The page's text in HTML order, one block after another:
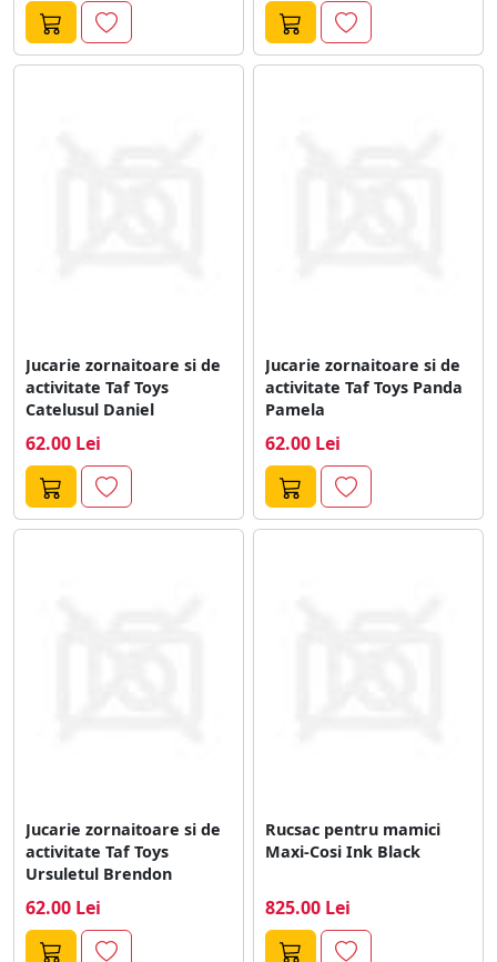
Jucarie zornaitoare si de
activitate Taf Toys
Catelusul Daniel
62.00 Lei
Jucarie zornaitoare si de
activitate Taf Toys Panda
Pamela
62.00 Lei
Jucarie zornaitoare si de
activitate Taf Toys
Ursuletul Brendon
62.00 Lei
Rucsac pentru mamici
Maxi-Cosi Ink Black
825.00 Lei